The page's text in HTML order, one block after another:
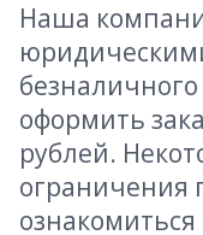
Наша
оформить
рублей.
ограничения